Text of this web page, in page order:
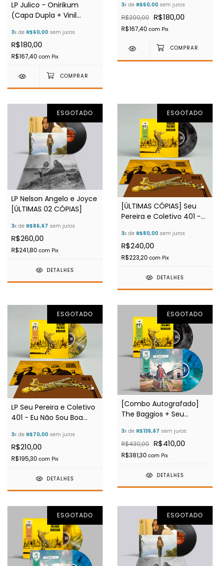
LP Julico - Onirikum
(Capa Dupla + Vinil
3x de R$60,00 sem juros
R$180,00
R$167,40 com Pix
3x de R$60,00 sem juros
R$200,00 R$180,00
R$167,40 com Pix
ESGOTADO
LP Nelson Angelo e Joyce
[ÚLTIMAS 02 CÓPIAS]
3x de R$86,67 sem juros
R$260,00
R$241,80 com Pix
DETALHES
ESGOTADO
[ÚLTIMAS CÓPIAS] Seu
Pereira e Coletivo 401 -
Influência ... ( Edição
Limitada 100 Cópias)
3x de R$80,00 sem juros
R$240,00
R$223,20 com Pix
DETALHES
ESGOTADO
LP Seu Pereira e Coletivo
401 - Eu Não Sou Boa
Amarelo )
3x de R$70,00 sem juros
R$210,00
R$195,30 com Pix
DETALHES
ESGOTADO
[Combo Autografado]
The Baggios + Seu
3x de R$136,67 sem juros
R$430,00 R$410,00
R$381,30 com Pix
DETALHES
ESGOTADO ESGOTADO